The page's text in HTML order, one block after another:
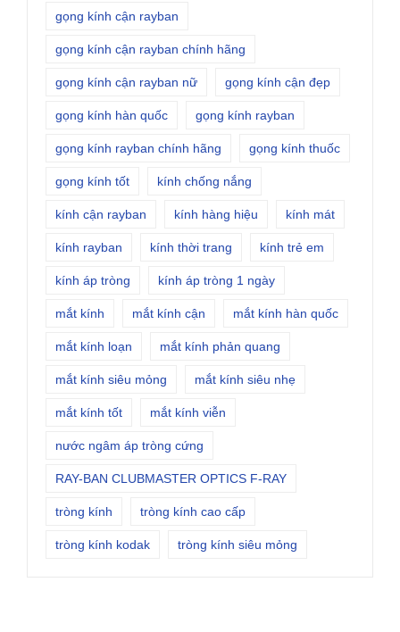
gọng kính cận rayban
gọng kính cận rayban chính hãng
gọng kính cận rayban nữ gọng kính cận đẹp
gọng kính hàn quốc gọng kính rayban
gọng kính rayban chính hãng gọng kính thuốc
gọng kính tốt kính chống nắng
kính cận rayban kính hàng hiệu kính mát
kính rayban kính thời trang kính trẻ em
kính áp tròng kính áp tròng 1 ngày
mắt kính mắt kính cận mắt kính hàn quốc
mắt kính loạn mắt kính phản quang
mắt kính siêu mỏng mắt kính siêu nhẹ
mắt kính tốt mắt kính viễn
nước ngâm áp tròng cứng
RAY-BAN CLUBMASTER OPTICS F-RAY
tròng kính tròng kính cao cấp
tròng kính kodak tròng kính siêu mỏng